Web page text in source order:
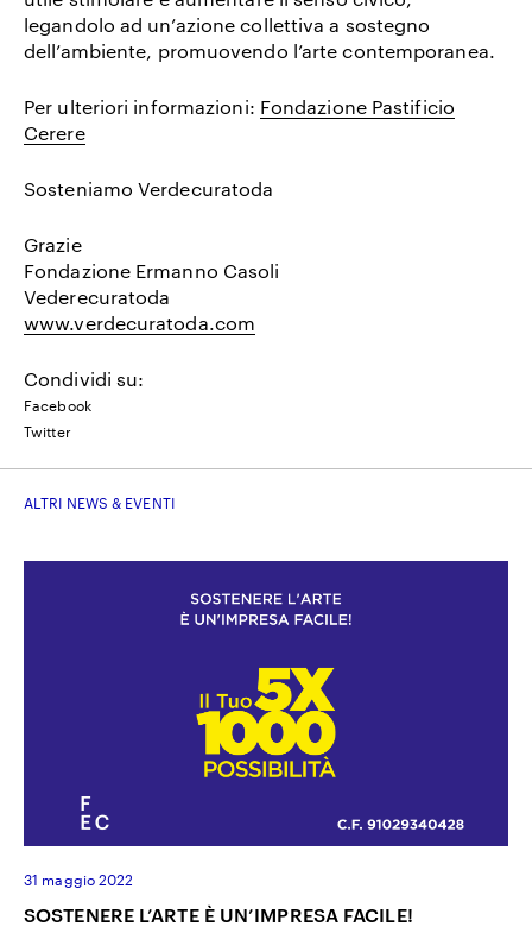
legandolo ad un’azione collettiva a sostegno
dell’ambiente, promuovendo l’arte contemporanea.
Per ulteriori informazioni: Fondazione Pastificio
Cerere
Sosteniamo Verdecuratoda
Grazie
Fondazione Ermanno Casoli
Vederecuratoda
www.verdecuratoda.com
Condividi su:
Facebook
Twitter
ALTRI NEWS & EVENTI
31 maggio 2022
SOSTENERE L’ARTE È UN’IMPRESA FACILE!